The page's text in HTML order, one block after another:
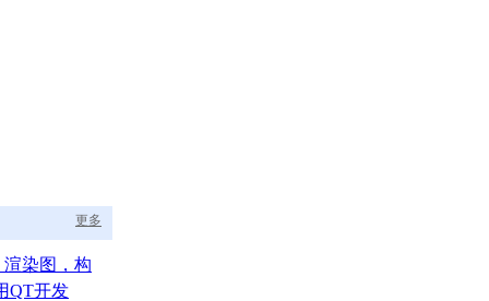
更多
渲染图，构
调度中枢
QT开发